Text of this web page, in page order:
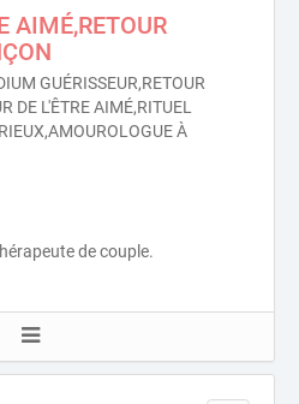
AIMÉ,RETOUR
GUÉRISSEUR,RETOUR
DE L'ÊTRE AIMÉ,RITUEL
À
de couple.